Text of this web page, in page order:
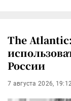
The
России
7 августа 2026,